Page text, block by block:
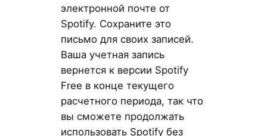
электронной почте от
Spotify. Сохраните это
письмо для своих записей.
Ваша учетная запись
вернется к версии Spotify
Free в конце текущего
расчетного периода, так что
вы сможете продолжать
использовать Spotify без